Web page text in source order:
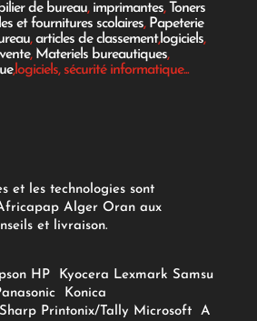
de bureau, imprimantes, Toners
et fournitures scolaires, Papeterie
,articles de classement,logiciels,
, Materiels bureautiques,
,logiciels, sécurité informatique...
et les technologies sont
Alger Oran aux
et livraison.
HP Kyocera Lexmark Samsu
Konica
Sharp Printonix/Tally Microsoft
A